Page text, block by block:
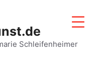
Schleifenheimer